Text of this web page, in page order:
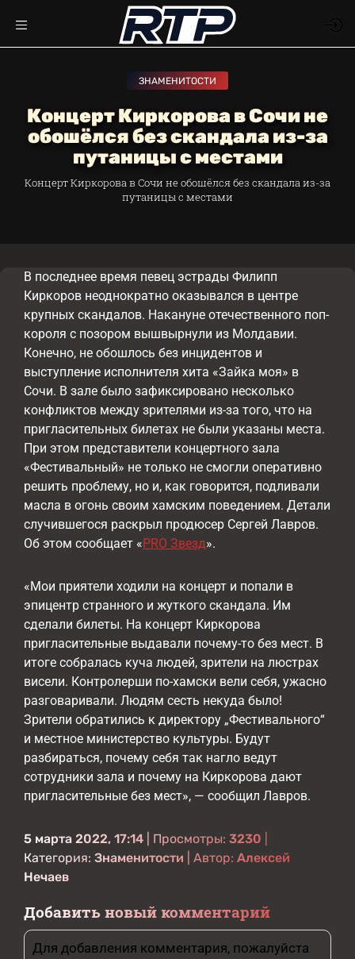
ЗНАМЕНИТОСТИ
Концерт Киркорова в Сочи не
обошёлся без скандала из-за
путаницы с местами
Концерт Киркорова в Сочи не обошёлся без скандала из-за
путаницы с местами
В последнее время певец эстрады Филипп
Киркоров неоднократно оказывался в центре
крупных скандалов. Накануне отечественного поп-
короля с позором вышвырнули из Молдавии.
Конечно, не обошлось без инцидентов и
выступление исполнителя хита «Зайка моя» в
Сочи. В зале было зафиксировано несколько
конфликтов между зрителями из-за того, что на
пригласительных билетах не были указаны места.
При этом представители концертного зала
«Фестивальный» не только не смогли оперативно
решить проблему, но и, как говорится, подливали
масла в огонь своим хамским поведением. Детали
случившегося раскрыл продюсер Сергей Лавров.
Об этом сообщает «PRO Звезд».
«Мои приятели ходили на концерт и попали в
эпицентр странного и жуткого скандала. Им
сделали билеты. На концерт Киркорова
пригласительные выдавали почему-то без мест. В
итоге собралась куча людей, зрители на люстрах
висели. Контролерши по-хамски вели себя, ужасно
разговаривали. Людям сесть некуда было!
Зрители обратились к директору „Фестивального“
и местное министерство культуры. Будут
разбираться, почему себя так нагло ведут
сотрудники зала и почему на Киркорова дают
пригласительные без мест», — сообщил Лавров.
5 марта 2022, 17:14 | Просмотры: 3230
Категория: Знаменитости | Автор: Алексей
Нечаев
Добавить новый комментарий
Для добавления комментария, пожалуйста